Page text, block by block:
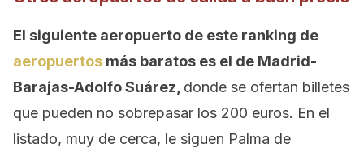
El siguiente aeropuerto de este ranking de
aeropuertos más baratos es el de Madrid-
Barajas-Adolfo Suárez, donde se ofertan billetes
que pueden no sobrepasar los 200 euros. En el
listado, muy de cerca, le siguen Palma de